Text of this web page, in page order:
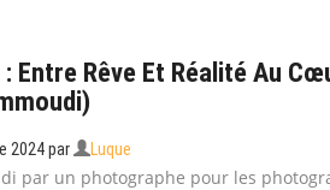
Entre Rêve Et Réalité Au
2024par Luque
par un photographe pour les